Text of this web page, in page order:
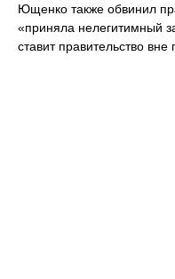
Ющенко также обвинил
«приняла нелегитимный
ставит правительство вне